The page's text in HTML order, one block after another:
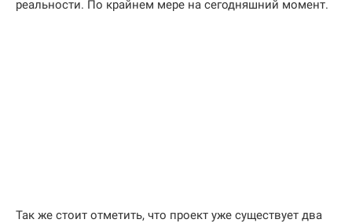
реальности. По крайнем мере на сегодняшний момент.
Так же стоит отметить, что проект уже существует два